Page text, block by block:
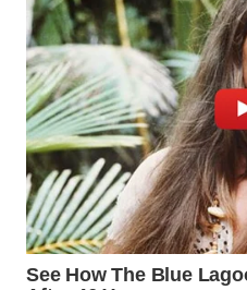
WN
LIKUPANG
WN
LABUANBAJO
WN
BORNEO
Wahana